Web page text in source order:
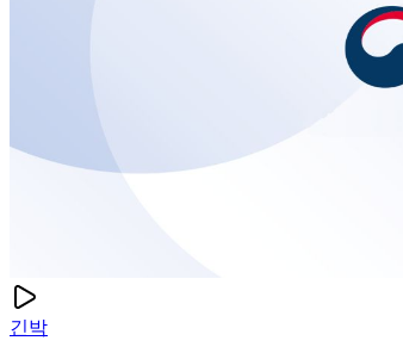
긴박